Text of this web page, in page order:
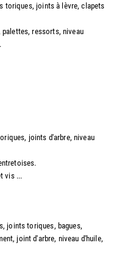
toriques, joints à lèvre, clapets
ressorts, niveau
joints d'arbre, niveau
vis ...
joints toriques, bagues,
joint d'arbre, niveau d'huile,